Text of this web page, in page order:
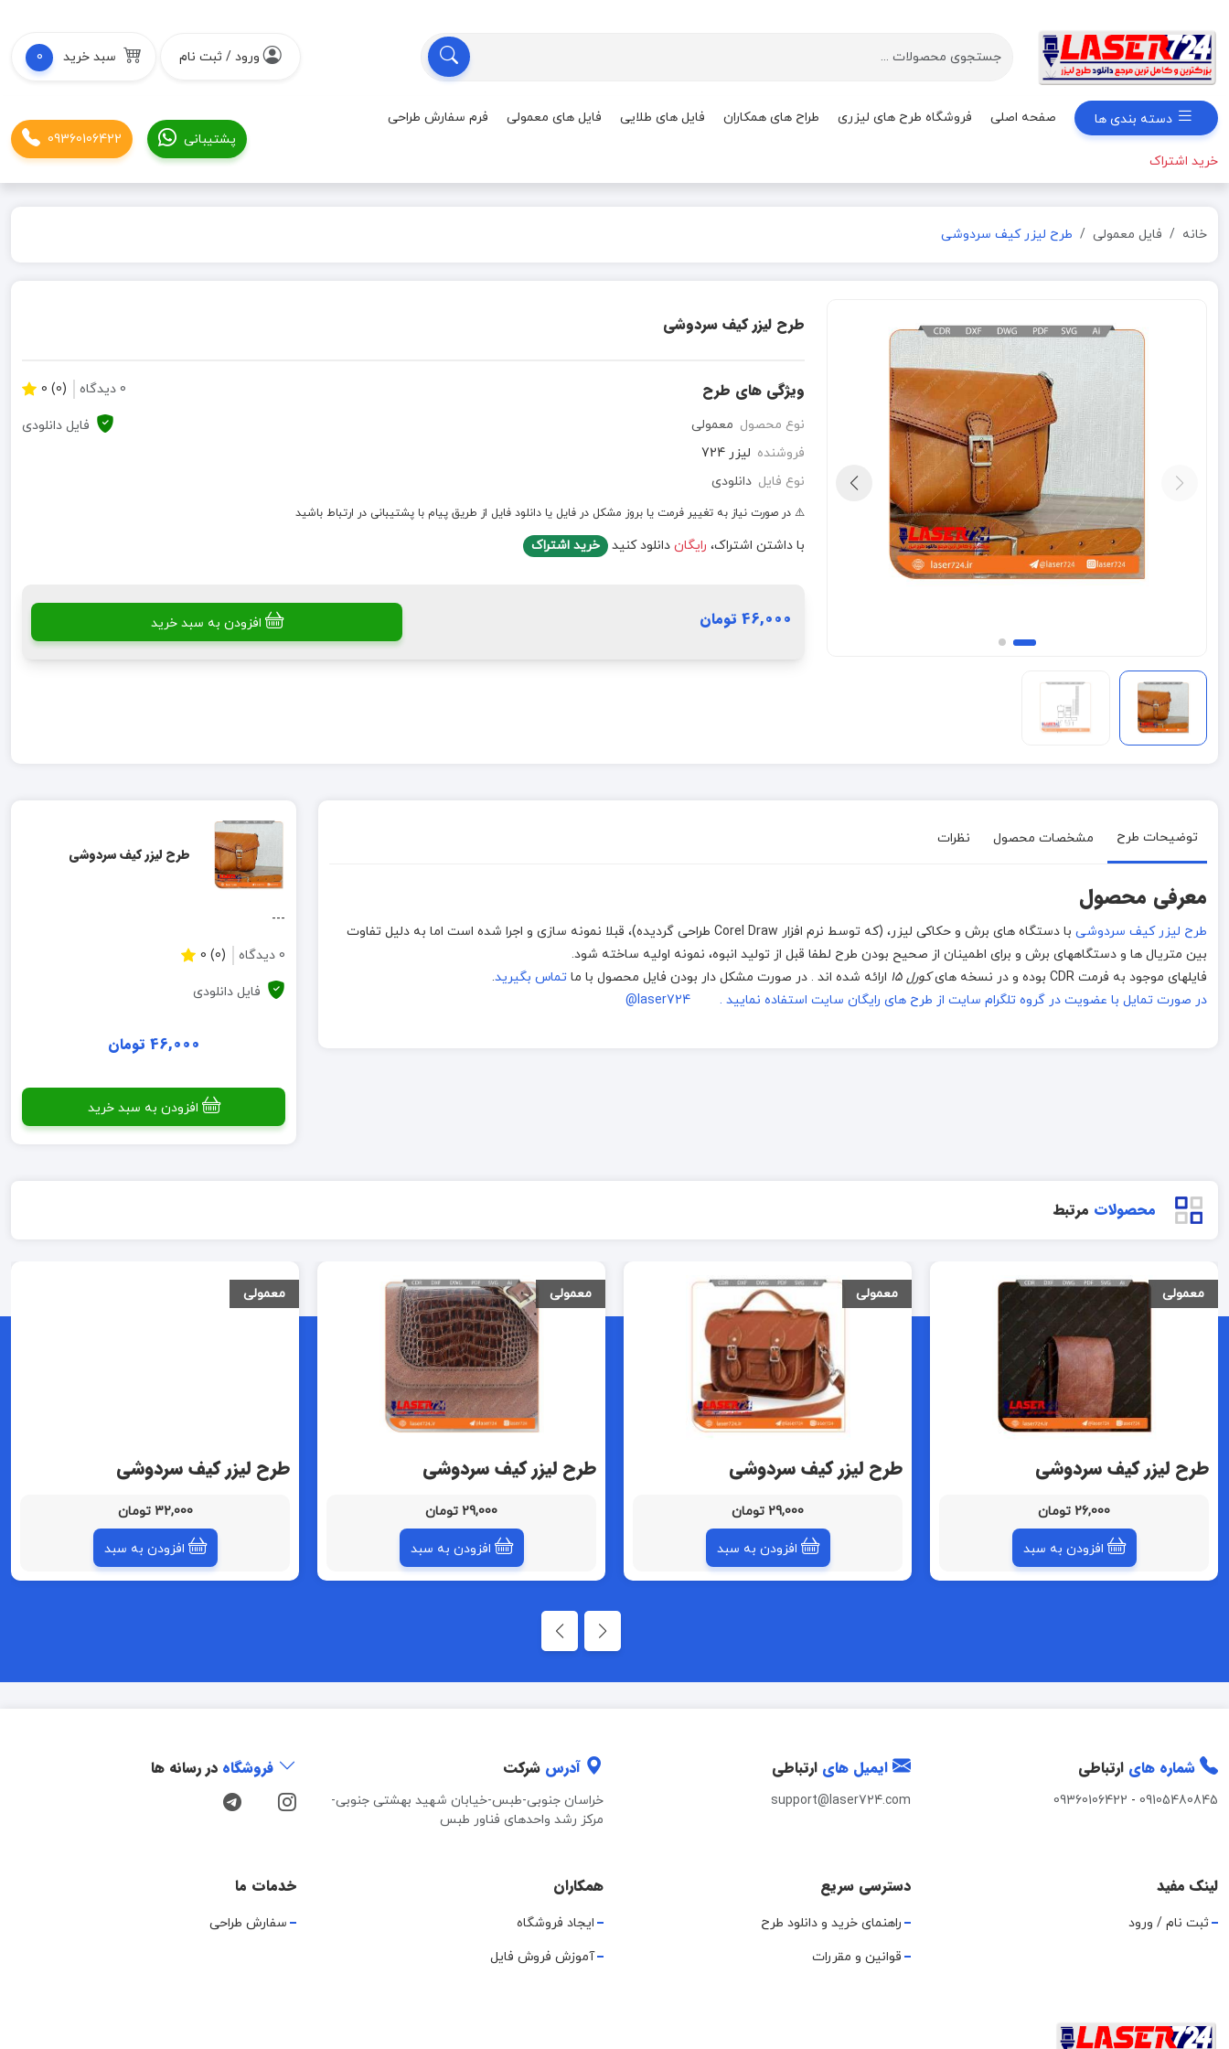
ورود / ثبت نام سبد خرید 0
دسته بندی ها صفحه اصلی فروشگاه طرح های لیزری طراح های همکاران فایل های طلایی فایل های معمولی فرم سفارش طراحی
خرید اشتراک
پشتیبانی 09360106422
خانه فایل معمولی طرح لیزر کیف سردوشی
طرح لیزر کیف سردوشی
ویژگی های طرح
نوع محصول معمولی
فروشنده لیزر 724
نوع فایل دانلودی
0 دیدگاه (0) 0
فایل دانلودی
⚠️ در صورت نیاز به تغییر فرمت یا بروز مشکل در فایل یا دانلود فایل از طریق پیام با پشتیبانی در ارتباط باشید
با داشتن اشتراک، رایگان دانلود کنید خرید اشتراک
46,000 تومان افزودن به سبد خرید
توضیحات طرح مشخصات محصول نظرات
معرفی محصول
طرح لیزر کیف سردوشی
با دستگاه های برش و حکاکی لیزر، (که توسط نرم افزار Corel Draw طراحی گردیده)، قبلا نمونه سازی و اجرا شده است اما به دلیل تفاوت
بین متریال ها و دستگاههای برش و برای اطمینان از صحیح بودن طرح لطفا قبل از تولید انبوه، نمونه اولیه ساخته شود.
فایلهای موجود به فرمت CDR بوده و در نسخه های
کورل 15 ارائه شده اند . در صورت مشکل دار بودن فایل محصول با ما تماس بگیرید.
در صورت تمایل با عضویت در گروه تلگرام سایت از طرح های رایگان سایت استفاده نمایید . laser724@
طرح لیزر کیف سردوشی
---
0 دیدگاه (0) 0
فایل دانلودی
46,000 تومان
افزودن به سبد خرید
محصولات مرتبط
معمولی
طرح لیزر کیف سردوشی
26,000 تومان
افزودن به سبد
معمولی
طرح لیزر کیف سردوشی
29,000 تومان
افزودن به سبد
معمولی
طرح لیزر کیف سردوشی
29,000 تومان
افزودن به سبد
معمولی
طرح لیزر کیف سردوشی
32,000 تومان
افزودن به سبد
شماره های ارتباطی
09105480845
-
09360106422
ایمیل های ارتباطی
support@laser724.com
آدرس شرکت
خراسان جنوبی-طبس-خیابان شهید بهشتی جنوبی-
مرکز رشد واحدهای فناور طبس
فروشگاه در رسانه ها
لینک مفید
ثبت نام / ورود
دسترسی سریع
راهنمای خرید و دانلود طرح
قوانین و مقررات
همکاران
ایجاد فروشگاه
آموزش فروش فایل
خدمات ما
سفارش طراحی